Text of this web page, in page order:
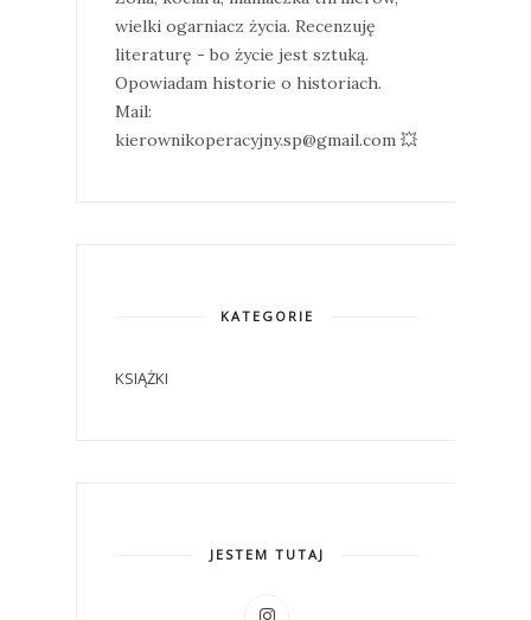
wielki ogarniacz życia. Recenzuję
literaturę - bo życie jest sztuką.
Opowiadam historie o historiach.
Mail:
kierownikoperacyjny.sp@gmail.com 💥
KATEGORIE
KSIĄŻKI
JESTEM TUTAJ